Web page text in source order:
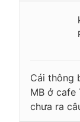
Cái thông
MB ở cafe
chưa ra